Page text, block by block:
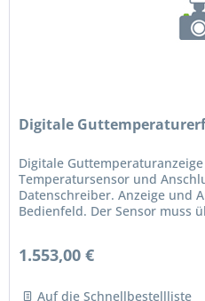
Digitale
Digitale
Temperatursensor und
Datenschreiber. Anzeige und
Bedienfeld. Der Sensor muss
1.553,00 €
Auf die Schnellbestellliste